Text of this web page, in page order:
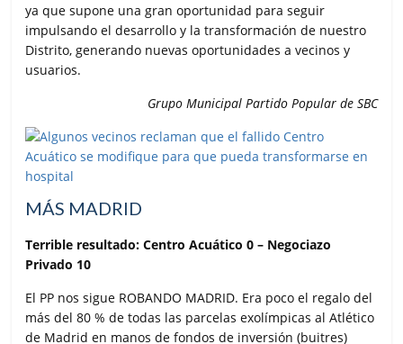
ya que supone una gran oportunidad para seguir
impulsando el desarrollo y la transformación de nuestro
Distrito, generando nuevas oportunidades a vecinos y
usuarios.
Grupo Municipal Partido Popular de SBC
MÁS MADRID
Terrible resultado: Centro Acuático 0 – Negociazo
Privado 10
El PP nos sigue ROBANDO MADRID. Era poco el regalo del
más del 80 % de todas las parcelas exolímpicas al Atlético
de Madrid en manos de fondos de inversión (buitres)